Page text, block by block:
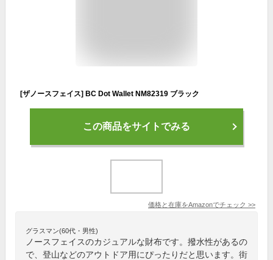
[ザノースフェイス] BC Dot Wallet NM82319 ブラック
この商品をサイトでみる
価格と在庫をAmazonでチェック >>
グラスマン(60代・男性)
ノースフェイスのカジュアルな財布です。撥水性があるの
で、登山などのアウトドア用にぴったりだと思います。街